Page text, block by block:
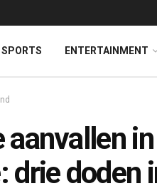
SPORTS ENTERTAINMENT
aanvallen
drie doden